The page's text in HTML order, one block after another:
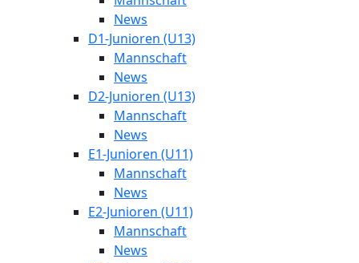
News
D1-Junioren (U13)
Mannschaft
News
D2-Junioren (U13)
Mannschaft
News
E1-Junioren (U11)
Mannschaft
News
E2-Junioren (U11)
Mannschaft
News